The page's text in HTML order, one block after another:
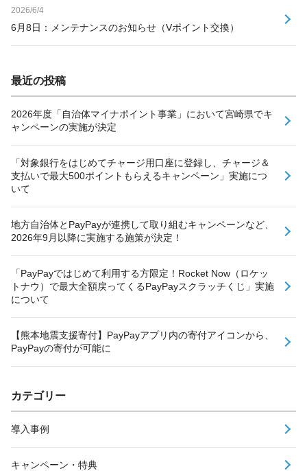
2026/6/4
6月8日：メンテナンスのお知らせ（Vポイント交換）
最近の投稿
2026年度「自治体マイナポイント事業」において宮崎県でキ
ャンペーンの実施が決定
「対象銀行をはじめてチャージ用口座に登録し、チャージ＆
支払いで最大500ポイントもらえるキャンペーン」実施につ
いて
地方自治体とPayPayが連携して取り組むキャンペーンなど、
2026年9月以降に実施する施策が決定！
「PayPayではじめて利用する方限定！Rocket Now（ロケッ
トナウ）で最大全額戻ってくるPayPayスクラッチくじ」実施
について
【熊本地震支援寄付】PayPayアプリ内の寄付アイコンから、
PayPayの寄付が可能に
カテゴリー
導入事例
キャンペーン・特典